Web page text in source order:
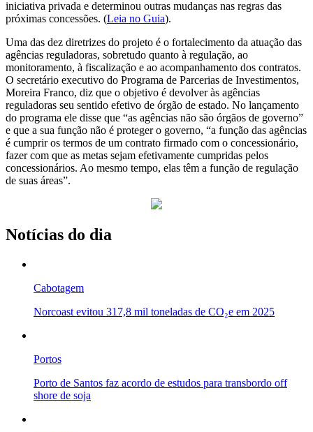
iniciativa privada e determinou outras mudanças nas regras das
próximas concessões. (Leia no Guia).
Uma das dez diretrizes do projeto é o fortalecimento da atuação das
agências reguladoras, sobretudo quanto à regulação, ao
monitoramento, à fiscalização e ao acompanhamento dos contratos.
O secretário executivo do Programa de Parcerias de Investimentos,
Moreira Franco, diz que o objetivo é devolver às agências
reguladoras seu sentido efetivo de órgão de estado. No lançamento
do programa ele disse que “as agências não são órgãos de governo”
e que a sua função não é proteger o governo, “a função das agências
é cumprir os termos de um contrato firmado com o concessionário,
fazer com que as metas sejam efetivamente cumpridas pelos
concessionários. Ao mesmo tempo, elas têm a função de regulação
de suas áreas”.
Notícias do dia
Cabotagem
Norcoast evitou 317,8 mil toneladas de CO₂e em 2025
Portos
Porto de Santos faz acordo de estudos para transbordo off
shore de soja